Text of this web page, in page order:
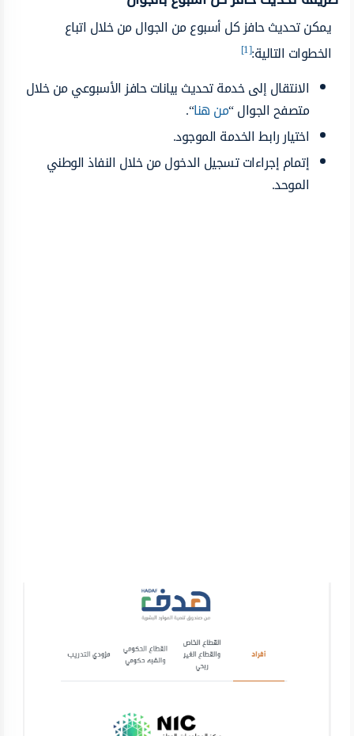
يمكن تحديث حافز كل أسبوع من الجوال من خلال اتباع
الخطوات التالية:[1]
الانتقال إلى خدمة تحديث بيانات حافز الأسبوعي من خلال
متصفح الجوال “من هنا“.
اختيار رابط الخدمة الموجود.
إتمام إجراءات تسجيل الدخول من خلال النفاذ الوطني
الموحد.